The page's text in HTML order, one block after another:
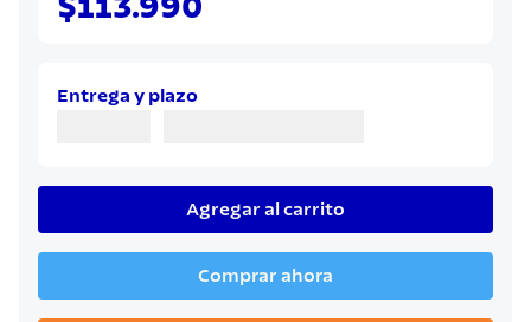
$113.990
Entrega y plazo
Agregar al carrito
Comprar ahora